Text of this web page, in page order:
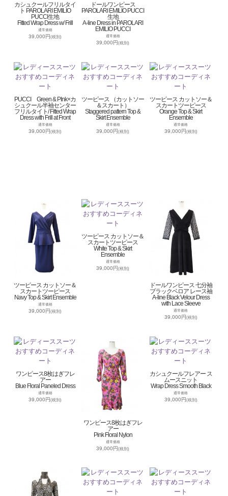
カシュクールフリルタイ
ト PAROLARI EMILIO
PUCCI生地
Fitted Wrap Dress w/ Frill
通常価格
39,000円(税別)
ドールワンピース
PAROLARI EMILIO PUCCI
生地
A-line Dress in PAROLARI
EMILIO PUCCI
通常価格
39,000円(税別)
PUCCI Green & PInk×カ
シュクール半袖センター
フリルタイト/ Fitted Wrap
Dress with Frill at Front
通常価格
39,000円(税別)
ツーピース （カットソー
＆スカート）
Staggered pattern Top &
Skirt Ensemble
通常価格
39,000円(税別)
ツーピース カットソー＆
スカートツーピース
Orange Top & Skirt
Ensemble
通常価格
39,000円(税別)
ツーピース カットソー＆
スカートツーピース
Navy Top & Skirt Ensemble
通常価格
39,000円(税別)
ツーピース カットソー＆
スカートツーピース
White Top & Skirt
Ensemble
通常価格
39,000円(税別)
ドールワンピース 七分袖
ブラックベロア レース袖
A-line Black Velour Dress
with Lace Sleeve
通常価格
39,000円(税別)
ワンピース8枚はぎフレ
アー
Blue Floral Paneled Dress
通常価格
39,000円(税別)
ワンピース8枚はぎフレ
アー
Pink Floral Nylon
通常価格
39,000円(税別)
カシュクールフレアー ス
ムースニット
Wrap Dress Smooth Black
通常価格
39,000円(税別)